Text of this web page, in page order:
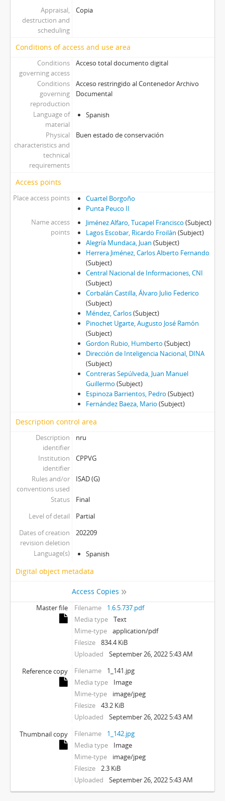
Appraisal,
destruction and
scheduling
Copia
Conditions of access and use area
Conditions
governing access
Acceso total documento digital
Conditions
governing
reproduction
Acceso restringido al Contenedor Archivo
Documental
Language of
material
Spanish
Physical
characteristics and
technical
requirements
Buen estado de conservación
Access points
Place access points
Cuartel Borgoño
Punta Peuco II
Name access
points
Jiménez Alfaro, Tucapel Francisco (Subject)
Lagos Escobar, Ricardo Froilán (Subject)
Alegría Mundaca, Juan (Subject)
Herrera Jiménez, Carlos Alberto Fernando
(Subject)
Central Nacional de Informaciones, CNI
(Subject)
Corbalán Castilla, Álvaro Julio Federico
(Subject)
Méndez, Carlos(Subject)
Pinochet Ugarte, Augusto José Ramón
(Subject)
Gordon Rubio, Humberto (Subject)
Dirección de Inteligencia Nacional, DINA
(Subject)
Contreras Sepúlveda, Juan Manuel
Guillermo (Subject)
Espinoza Barrientos, Pedro (Subject)
Fernández Baeza, Mario (Subject)
Description control area
Description
identifier
nru
Institution
identifier
CPPVG
Rules and/or
conventions used
ISAD (G)
Status
Final
Level of detail
Partial
Dates of creation
revision deletion
202209
Language(s) Spanish
Digital object metadata
Access Copies
Master file Filename
1.6.5.737.pdf
Media type
Text
Mime-type
application/pdf
Filesize
834.4 KiB
Uploaded
September 26, 2022 5:43 AM
Reference copy
Filename
1_141.jpg
Media type
Image
Mime-type
image/jpeg
Filesize
43.2 KiB
Uploaded
September 26, 2022 5:43 AM
Thumbnail copy
Filename
1_142.jpg
Media type
Image
Mime-type
image/jpeg
Filesize
2.3 KiB
Uploaded
September 26, 2022 5:43 AM